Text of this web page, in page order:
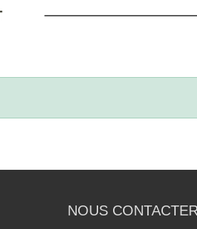
NOUS CONTACTER